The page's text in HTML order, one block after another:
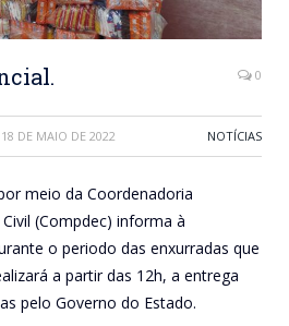
0
18 DE MAIO DE 2022 NOTÍCIAS
meio da Coordenadoria
(Compdec) informa à
o periodo das enxurradas que
a partir das 12h, a entrega
pelo Governo do Estado.